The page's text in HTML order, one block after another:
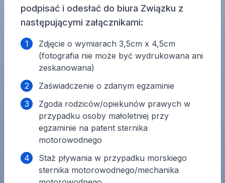
podpisać i odesłać do biura Związku z
następującymi załącznikami:
1
Zdjęcie o wymiarach 3,5cm x 4,5cm
(fotografia nie może być wydrukowana ani
zeskanowana)
2
Zaświadczenie o zdanym egzaminie
3
Zgoda rodziców/opiekunów prawych w
przypadku osoby małoletniej przy
egzaminie na patent sternika
motorowodnego
4
Staż pływania w przypadku morskiego
sternika motorowodnego/mechanika